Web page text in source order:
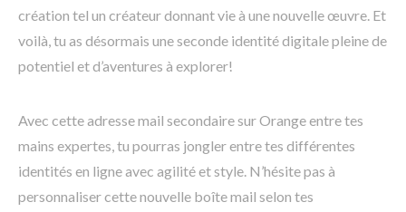
création tel un créateur donnant vie à une nouvelle œuvre. Et
voilà, tu as désormais une seconde identité digitale pleine de
potentiel et d’aventures à explorer!
Avec cette adresse mail secondaire sur Orange entre tes
mains expertes, tu pourras jongler entre tes différentes
identités en ligne avec agilité et style. N’hésite pas à
personnaliser cette nouvelle boîte mail selon tes